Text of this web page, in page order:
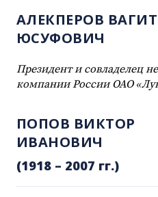
АЛЕКПЕРОВ ВАГИТ
ЮСУФОВИЧ
Президент и совладелец
компании России ОАО
ПОПОВ ВИКТОР
ИВАНОВИЧ
(1918 – 2007 гг.)